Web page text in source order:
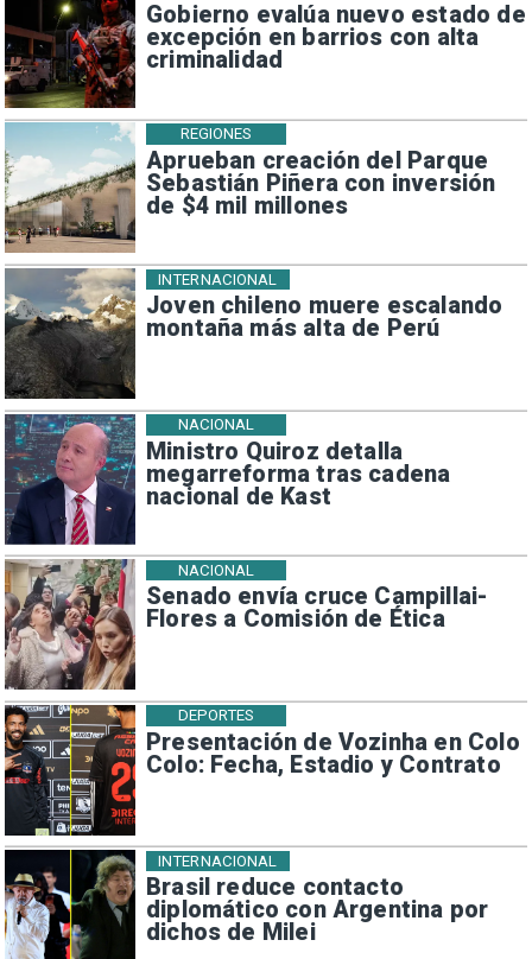
Gobierno evalúa nuevo estado de
excepción en barrios con alta
criminalidad
Aprueban creación del Parque
Sebastián Piñera con inversión
de $4 mil millones
REGIONES
Joven chileno muere escalando
montaña más alta de Perú
INTERNACIONAL
Ministro Quiroz detalla
megarreforma tras cadena
nacional de Kast
NACIONAL
Senado envía cruce Campillai-
Flores a Comisión de Ética
NACIONAL
Presentación de Vozinha en Colo
Colo: Fecha, Estadio y Contrato
DEPORTES
Brasil reduce contacto
diplomático con Argentina por
dichos de Milei
INTERNACIONAL